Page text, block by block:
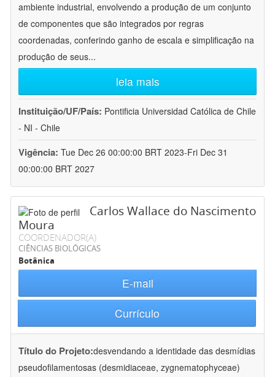
ambiente industrial, envolvendo a produção de um conjunto
de componentes que são integrados por regras
coordenadas, conferindo ganho de escala e simplificação na
produção de seus...
leia mais
Instituição/UF/País: Pontificia Universidad Católica de Chile
- NI - Chile
Vigência: Tue Dec 26 00:00:00 BRT 2023-Fri Dec 31
00:00:00 BRT 2027
Carlos Wallace do Nascimento
Moura
COORDENADOR(A)
CIÊNCIAS BIOLÓGICAS
Botânica
E-mail
Currículo
Título do Projeto:desvendando a identidade das desmídias
pseudofilamentosas (desmidiaceae, zygnematophyceae)